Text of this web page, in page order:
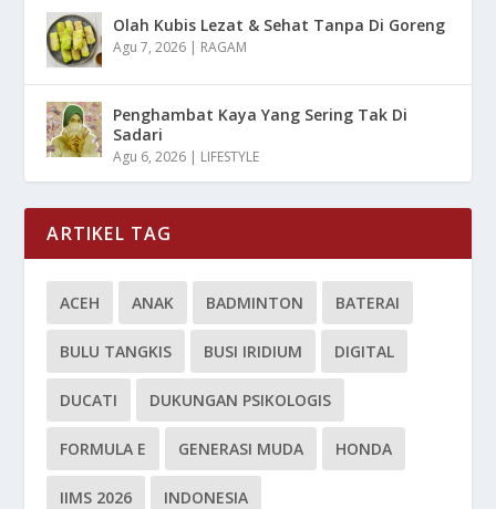
Olah Kubis Lezat & Sehat Tanpa Di Goreng
Agu 7, 2026 | RAGAM
Penghambat Kaya Yang Sering Tak Di
Sadari
Agu 6, 2026 | LIFESTYLE
ARTIKEL TAG
ACEH ANAK BADMINTON BATERAI
BULU TANGKIS BUSI IRIDIUM DIGITAL
DUCATI DUKUNGAN PSIKOLOGIS
FORMULA E GENERASI MUDA HONDA
IIMS 2026 INDONESIA